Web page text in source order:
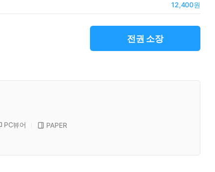
12,400원
전권 소장
PC뷰어 PAPER